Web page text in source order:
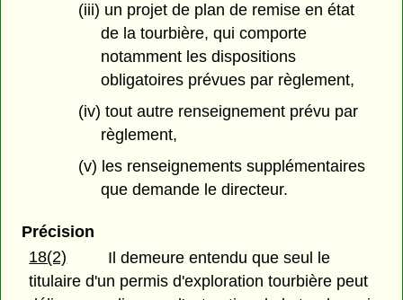
(iii) un projet de plan de remise en état
de la tourbière, qui comporte
notamment les dispositions
obligatoires prévues par règlement,
(iv) tout autre renseignement prévu par
règlement,
(v) les renseignements supplémentaires
que demande le directeur.
Précision
18(2)
Il demeure entendu que seul le
titulaire d'un permis d'exploration tourbière peut